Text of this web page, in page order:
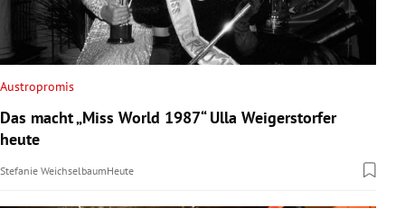
Austropromis
Das macht „Miss World 1987“ Ulla Weigerstorfer
heute
Stefanie WeichselbaumHeute